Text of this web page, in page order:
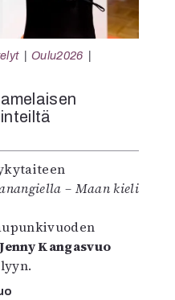
Oulu2026
– Maan kieli
Jenny Kangasvuo